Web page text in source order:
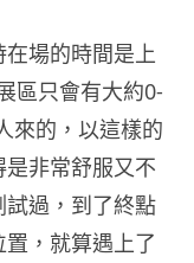
場的時間是上
區只會有大約0-
來的，以這樣的
非常舒服又不
過，到了終點
，就算遇上了